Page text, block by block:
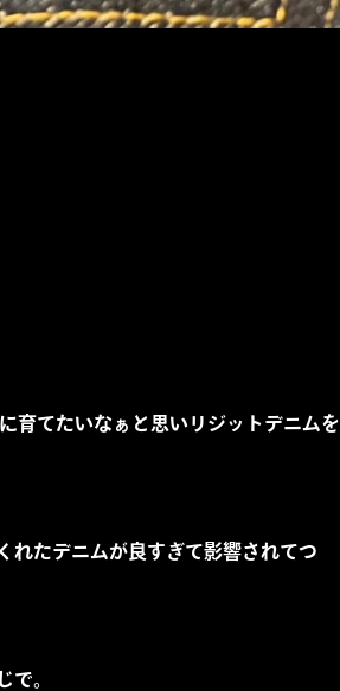
育てたいなぁと思いリジットデニムを
れたデニムが良すぎて影響されてつ
。